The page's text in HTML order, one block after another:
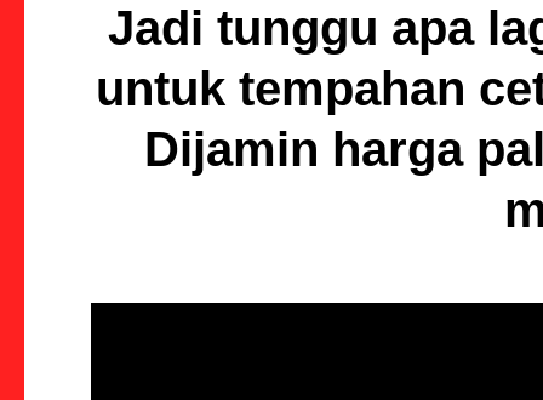
Jadi tunggu apa
untuk tempahan
Dijamin harga